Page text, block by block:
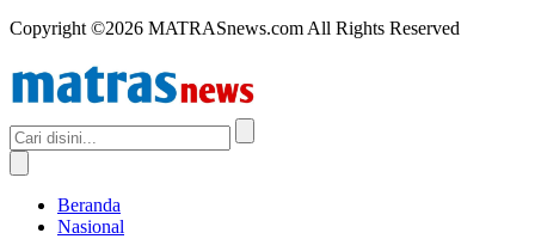
Copyright ©2026 MATRASnews.com All Rights Reserved
Beranda
Nasional